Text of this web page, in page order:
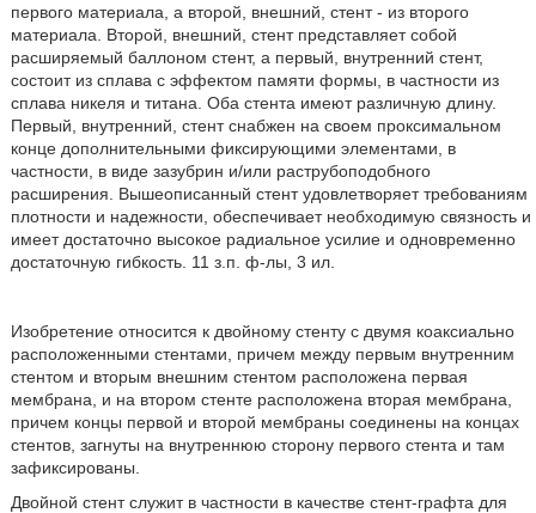
первого материала, а второй, внешний, стент - из второго
материала. Второй, внешний, стент представляет собой
расширяемый баллоном стент, а первый, внутренний стент,
состоит из сплава с эффектом памяти формы, в частности из
сплава никеля и титана. Оба стента имеют различную длину.
Первый, внутренний, стент снабжен на своем проксимальном
конце дополнительными фиксирующими элементами, в
частности, в виде зазубрин и/или раструбоподобного
расширения. Вышеописанный стент удовлетворяет требованиям
плотности и надежности, обеспечивает необходимую связность и
имеет достаточно высокое радиальное усилие и одновременно
достаточную гибкость. 11 з.п. ф-лы, 3 ил.
Изобретение относится к двойному стенту с двумя коаксиально
расположенными стентами, причем между первым внутренним
стентом и вторым внешним стентом расположена первая
мембрана, и на втором стенте расположена вторая мембрана,
причем концы первой и второй мембраны соединены на концах
стентов, загнуты на внутреннюю сторону первого стента и там
зафиксированы.
Двойной стент служит в частности в качестве стент-графта для